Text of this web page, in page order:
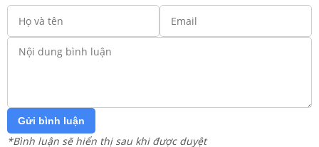
Gửi bình luận
*Bình luận sẽ hiển thị sau khi được duyệt